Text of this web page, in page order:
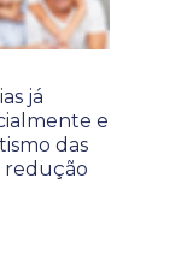
já
e
das
redução